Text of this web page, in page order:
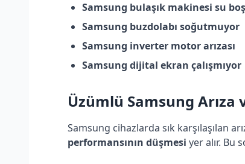
Samsung bulaşık makinesi su
Samsung buzdolabı soğutmuyor
Samsung inverter motor arızası
Samsung dijital ekran çalışmıyor
Üzümlü Samsung Arıza
Samsung cihazlarda sık karşılaşılan
performansının düşmesi yer alır. Bu